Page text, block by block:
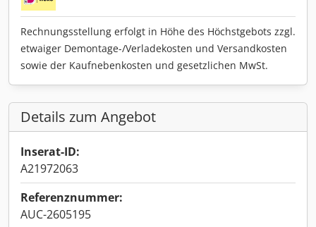
Rechnungsstellung erfolgt in Höhe des Höchstgebots zzgl.
etwaiger Demontage-/Verladekosten und Versandkosten
sowie der Kaufnebenkosten und gesetzlichen MwSt.
Details zum Angebot
Inserat-ID:
A21972063
Referenznummer:
AUC-2605195